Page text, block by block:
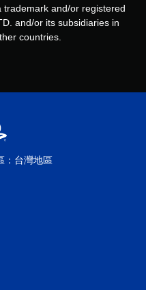
trademark and/or registered
and/or its subsidiaries in
countries.
：台灣地區